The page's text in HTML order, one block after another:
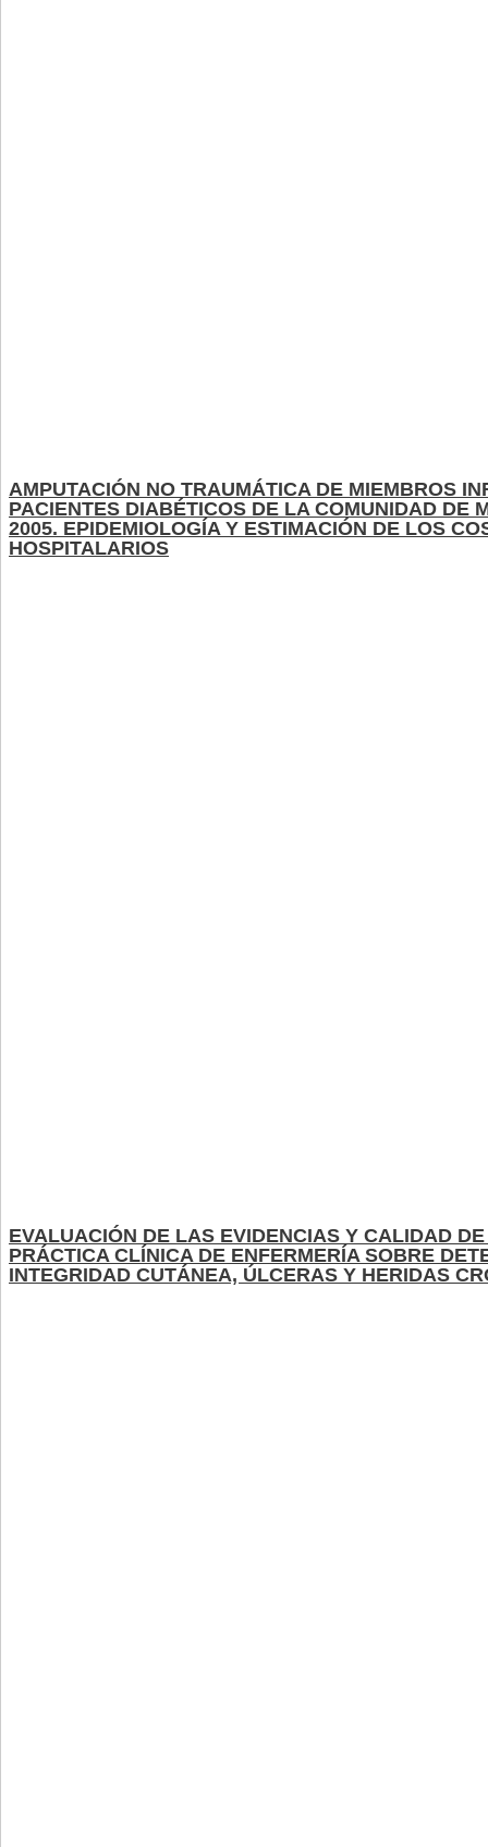
AMPUTACIÓN NO TRAUMÁTICA DE MIEMBROS
PACIENTES DIABÉTICOS DE LA COMUNIDAD DE
2005. EPIDEMIOLOGÍA Y ESTIMACIÓN DE LOS
HOSPITALARIOS
EVALUACIÓN DE LAS EVIDENCIAS Y CALIDAD
PRÁCTICA CLÍNICA DE ENFERMERÍA SOBRE
INTEGRIDAD CUTÁNEA, ÚLCERAS Y HERIDAS